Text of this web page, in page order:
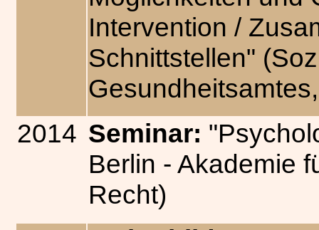
Intervention /
Schnittstellen"
2014 Seminar:
Berlin - Akademie
Recht)